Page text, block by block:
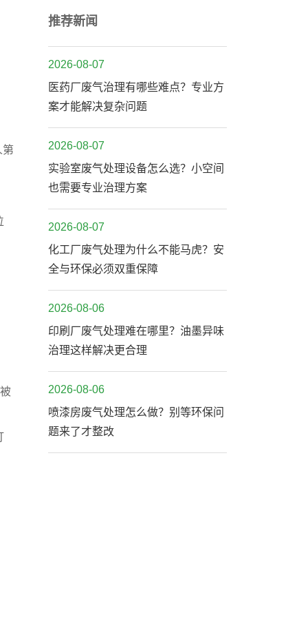
第
推荐新闻
2026-08-07
医药厂废气治理有哪些难点？专业方
案才能解决复杂问题
2026-08-07
实验室废气处理设备怎么选？小空间
也需要专业治理方案
2026-08-07
化工厂废气处理为什么不能马虎？安
全与环保必须双重保障
2026-08-06
印刷厂废气处理难在哪里？油墨异味
治理这样解决更合理
2026-08-06
喷漆房废气处理怎么做？别等环保问
题来了才整改